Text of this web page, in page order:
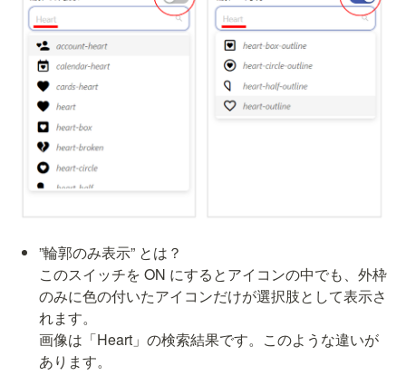
”輪郭のみ表示” とは？
このスイッチを ON にするとアイコンの中でも、外枠
のみに色の付いたアイコンだけが選択肢として表示さ
れます。
画像は「Heart」の検索結果です。このような違いが
あります。